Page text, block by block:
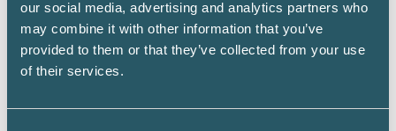
our social media, advertising and analytics partners who
may combine it with other information that you’ve
provided to them or that they’ve collected from your use
of their services.